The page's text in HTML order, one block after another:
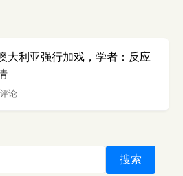
大利亚强行加戏，学者：反应
论
搜索